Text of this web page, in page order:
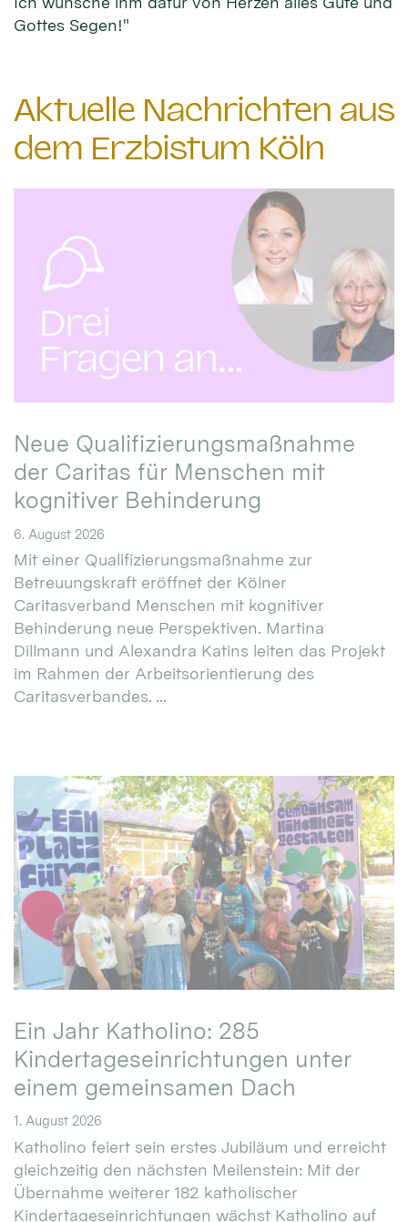
Gottes Segen!"
Aktuelle Nachrichten aus
dem Erzbistum Köln
Neue Qualifizierungsmaßnahme
der Caritas für Menschen mit
kognitiver Behinderung
6. August 2026
Mit einer Qualifizierungsmaßnahme zur
Betreuungskraft eröffnet der Kölner
Caritasverband Menschen mit kognitiver
Behinderung neue Perspektiven. Martina
Dillmann und Alexandra Katins leiten das Projekt
im Rahmen der Arbeitsorientierung des
Caritasverbandes. ...
Ein Jahr Katholino: 285
Kindertageseinrichtungen unter
einem gemeinsamen Dach
1. August 2026
Katholino feiert sein erstes Jubiläum und erreicht
gleichzeitig den nächsten Meilenstein: Mit der
Übernahme weiterer 182 katholischer
Kindertageseinrichtungen wächst Katholino auf